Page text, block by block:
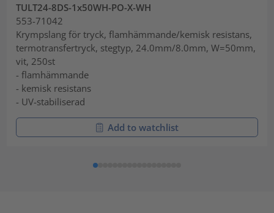
TULT24-8DS-1x50WH-PO-X-WH
553-71042
Krympslang för tryck, flamhämmande/kemisk resistans,
termotransfertryck, stegtyp, 24.0mm/8.0mm, W=50mm,
vit, 250st
- flamhämmande
- kemisk resistans
- UV-stabiliserad
Add to watchlist